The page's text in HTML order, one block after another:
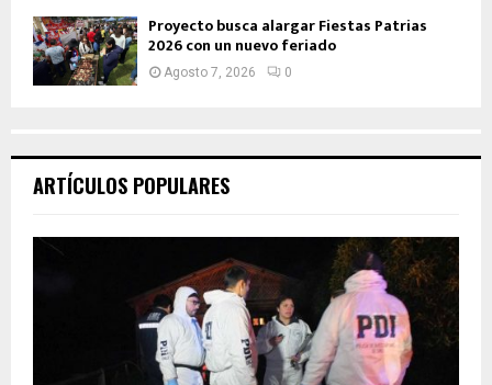
Proyecto busca alargar Fiestas Patrias
2026 con un nuevo feriado
Agosto 7, 2026 0
ARTÍCULOS POPULARES